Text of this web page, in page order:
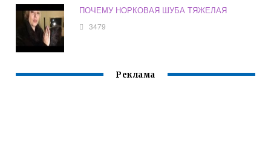
ПОЧЕМУ НОРКОВАЯ ШУБА ТЯЖЕЛАЯ
3479
Реклама